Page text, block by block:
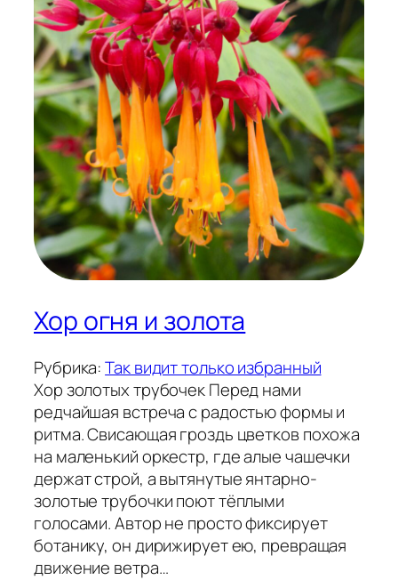
Хор огня и золота
Рубрика:Так видит только избранный
Хор золотых трубочек Перед нами
редчайшая встреча с радостью формы и
ритма. Свисающая гроздь цветков похожа
на маленький оркестр, где алые чашечки
держат строй, а вытянутые янтарно-
золотые трубочки поют тёплыми
голосами. Автор не просто фиксирует
ботанику, он дирижирует ею, превращая
движение ветра…